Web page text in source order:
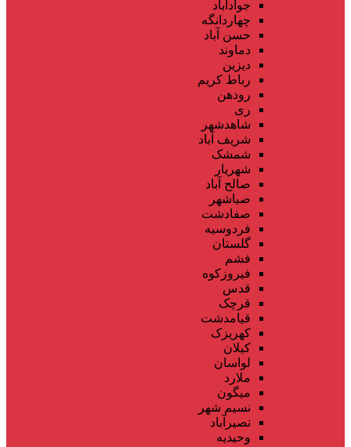
جوادآباد
چهاردانگه
حسن آباد
دماوند
دیزین
رباط کریم
رودهن
ری
شاهدشهر
شریف آباد
شمشک
شهریار
صالح آباد
صباشهر
صفادشت
فردوسیه
گلستان
فشم
فیروزکوه
قدس
قرچک
قیامدشت
کهریزک
کیلان
لواسان
ملارد
میگون
نسیم شهر
نصیرآباد
وحیدیه